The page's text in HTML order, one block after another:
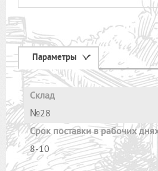
Параметры
Склад
№28
Cрок поставки в рабочих
8-10